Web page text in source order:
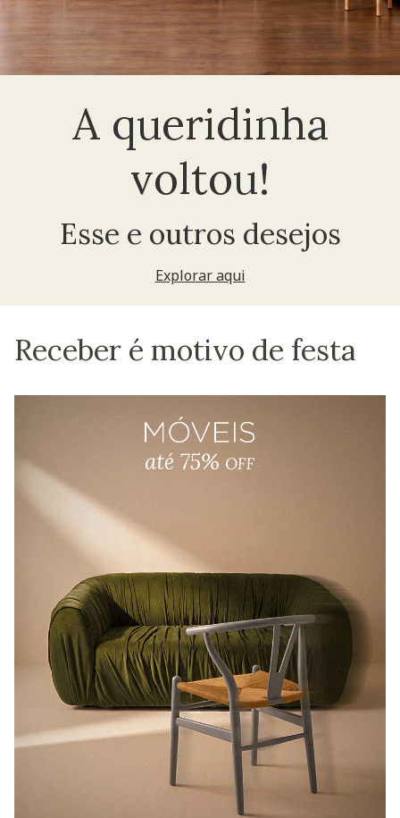
A queridinha
voltou!
Esse e outros desejos
Explorar aqui
Receber é motivo de festa